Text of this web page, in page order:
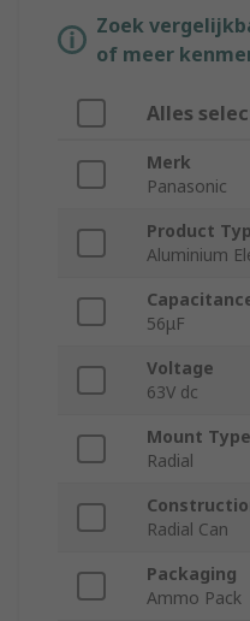
Zoek
of meer
Alles
Merk
Panasonic
Product
Aluminium
56μF
Voltage
63V dc
Mount Type
Radial
Radial Can
Packaging
Ammo Pack